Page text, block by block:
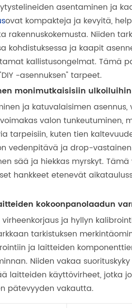
asentaminen ja
ovat kompakteja ja kevyitä,
Niiden
kohdistuksessa ja kaapit
kallistusongelmat. Tämä
-asennuksen" tarpeet.
monimutkaisisiin ulkoiluihin
ja katuvalaisimen asennus,
valon tunkeutuminen,
tarpeisiin, kuten tien
vedenpitävä ja drop-vastainen
sää ja hiekkas myrskyt.
hankkeet etenevät
kokoonpanolaadun
ja hyllyn
tarkistuksen
ja laitteiden
Niiden vakaa
laitteiden käyttövirheet, jotka
pätevyyden vakautta.